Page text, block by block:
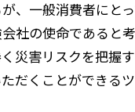
、一般消費者にとっ
社の使命であると考
災害リスクを把握
だくことができる